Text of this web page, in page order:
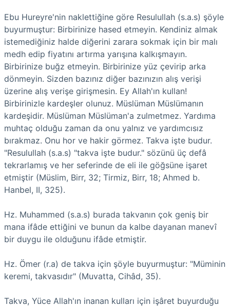
Ebu Hureyre'nin naklettiğine göre Resulullah (s.a.s) şöyle
buyurmuştur: Birbirinize hased etmeyin. Kendiniz almak
istemediğiniz halde diğerini zarara sokmak için bir malı
medh edip fiyatını artırma yarışına kalkışmayın.
Birbirinize buğz etmeyin. Birbirinize yüz çevirip arka
dönmeyin. Sizden bazınız diğer bazınızın alış verişi
üzerine alış verişe girişmesin. Ey Allah'ın kullan!
Birbirinizle kardeşler olunuz. Müslüman Müslümanın
kardeşidir. Müslüman Müslüman'a zulmetmez. Yardıma
muhtaç olduğu zaman da onu yalnız ve yardımcısız
bırakmaz. Onu hor ve hakir görmez. Takva işte budur.
"Resulullah (s.a.s) "takva işte budur." sözünü üç defâ
tekrarlamış ve her seferinde de eli ile göğsüne işaret
etmiştir (Müslim, Birr, 32; Tirmiz, Birr, 18; Ahmed b.
Hanbel, II, 325).
Hz. Muhammed (s.a.s) burada takvanın çok geniş bir
mana ifâde ettiğini ve bunun da kalbe dayanan manevî
bir duygu ile olduğunu ifâde etmiştir.
Hz. Ömer (r.a) de takva için şöyle buyurmuştur: "Müminin
keremi, takvasıdır" (Muvatta, Cihâd, 35).
Takva, Yüce Allah'ın inanan kulları için işâret buyurduğu